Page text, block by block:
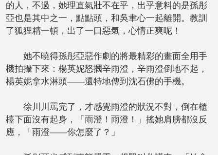
的人，不過，她理直氣壯不在乎，出乎意料的是孫彤
亞也是其中之一，點點頭，和吳聿心一起離開。教訓
了狐狸精一頓，出了一口惡氣，心情正爽呢！
她不曉得孫彤亞惡作劇的將最精彩的畫面全用手
機拍攝下來：楊英妮怒摑辛雨澄，辛雨澄倒地不起，
楊英妮拿水淋頭——還特地傳到沈石佛的手機。
徐川川罵完了，才感覺雨澄的狀況不對，倒在櫃
檯下面沒有起身，「雨澄！雨澄！」搖她肩膀都沒反
應，「雨澄——你怎麼了？」